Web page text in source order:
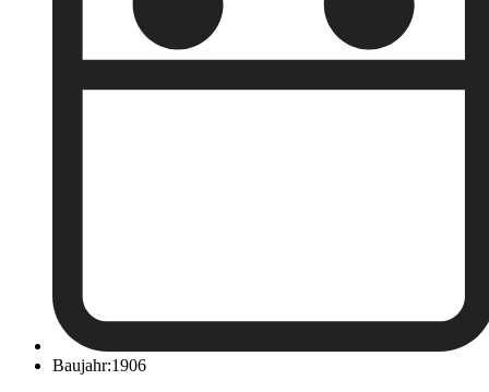
Baujahr:1906